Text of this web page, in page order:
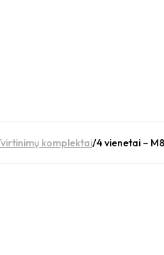
komplektai/4 vienetai –